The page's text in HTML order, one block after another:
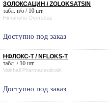
ЗОЛОКСАЦИН / ZOLOKSATSIN
табл. п/о / 10 шт.
Himanshu Overseas
Доступно под заказ
НФЛОКС-Т / NFLOKS-T
табл. / 10 шт.
Vaishali Pharmaceuticals
Доступно под заказ